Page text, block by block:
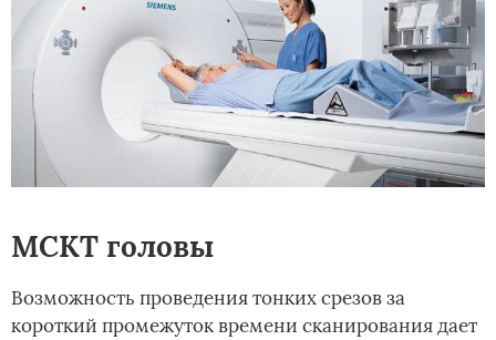
МСКТ головы
Возможность проведения тонких срезов за
короткий промежуток времени сканирования дает